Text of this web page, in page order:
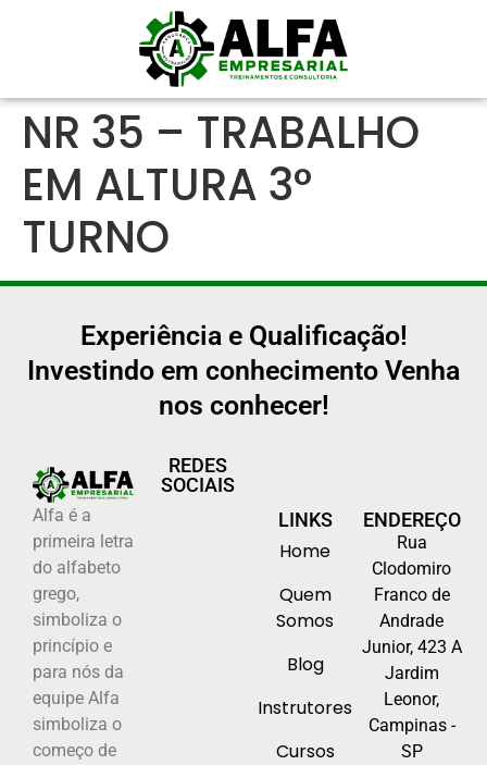
NR 35 – TRABALHO
EM ALTURA 3°
TURNO
Experiência e Qualificação!
Investindo em conhecimento Venha
nos conhecer!
Alfa é a
primeira letra
do alfabeto
grego,
simboliza o
princípio e
para nós da
equipe Alfa
simboliza o
começo de
REDES
SOCIAIS
LINKS
Home
Quem
Somos
Blog
Instrutores
Cursos
ENDEREÇO
Rua
Clodomiro
Franco de
Andrade
Junior, 423 A
Jardim
Leonor,
Campinas -
SP